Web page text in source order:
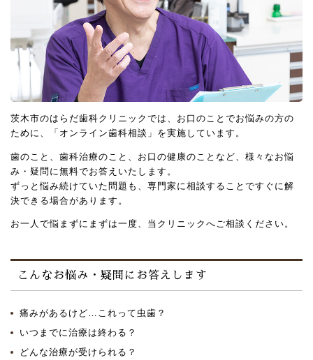
茨木市のはらだ歯科クリニックでは、お口のことでお悩みの方の
ために、「オンライン歯科相談」を実施しています。
歯のこと、歯科治療のこと、お口の健康のことなど、様々なお悩
み・疑問に無料でお答えいたします。
ずっと悩み続けていた問題も、専門家に相談することですぐに解
決できる場合があります。
お一人で悩まずにまずは一度、当クリニックへご相談ください。
こんなお悩み・疑問にお答えします
痛みがあるけど…これって虫歯？
いつまでに治療は終わる？
どんな治療が受けられる？